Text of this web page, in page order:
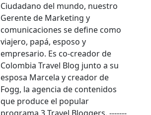
Ciudadano del mundo, nuestro
Gerente de Marketing y
comunicaciones se define como
viajero, papá, esposo y
empresario. Es co-creador de
Colombia Travel Blog junto a su
esposa Marcela y creador de
Fogg, la agencia de contenidos
que produce el popular